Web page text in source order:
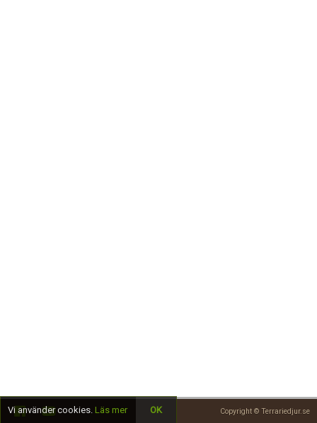
Copyright © Terrariedjur.se
Vi använder cookies. Läs mer OK